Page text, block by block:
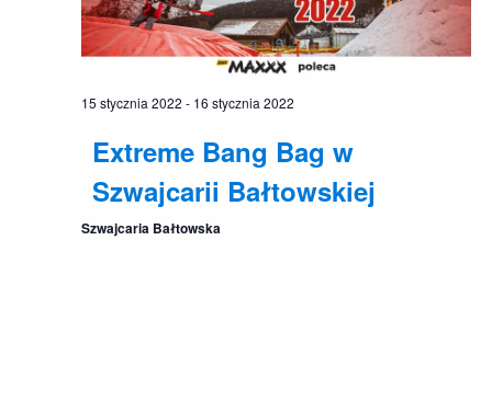
15 stycznia 2022 - 16 stycznia 2022
Extreme Bang Bag w
Szwajcarii Bałtowskiej
Szwajcaria Bałtowska